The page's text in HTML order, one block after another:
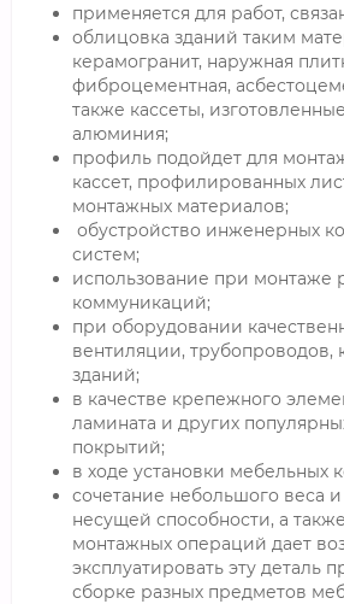
применяется для работ,
облицовка зданий таким
керамогранит, наружная
фиброцементная,
также кассеты,
алюминия;
профиль подойдет для
кассет, профилированных
монтажных материалов;
обустройство инженерных
систем;
использование при монтаже
коммуникаций;
при оборудовании
вентиляции, трубопроводов,
зданий;
в качестве крепежного
ламината и других
покрытий;
в ходе установки мебельных
сочетание небольшого веса
несущей способности, а
монтажных операций дает
эксплуатировать эту деталь
сборке разных предметов